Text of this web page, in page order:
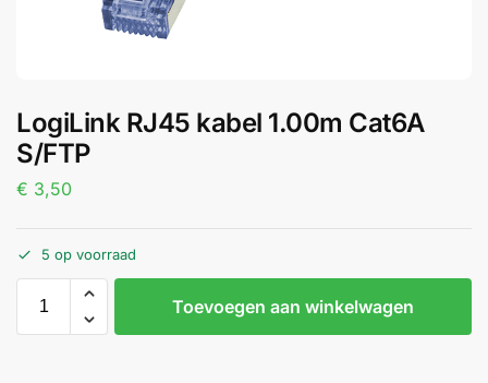
LogiLink RJ45 kabel 1.00m Cat6A
S/FTP
€ 3,50
5 op voorraad
Toevoegen aan winkelwagen